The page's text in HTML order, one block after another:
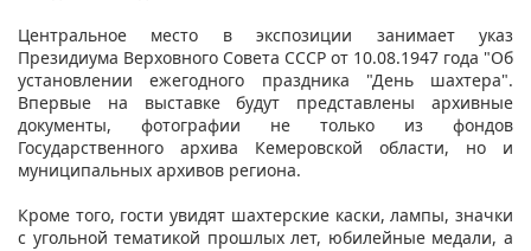
Центральное место в экспозиции занимает указ
Президиума Верховного Совета СССР от 10.08.1947 года "Об
установлении ежегодного праздника "День шахтера".
Впервые на выставке будут представлены архивные
документы, фотографии не только из фондов
Государственного архива Кемеровской области, но и
муниципальных архивов региона.
Кроме того, гости увидят шахтерские каски, лампы, значки
с угольной тематикой прошлых лет, юбилейные медали, а